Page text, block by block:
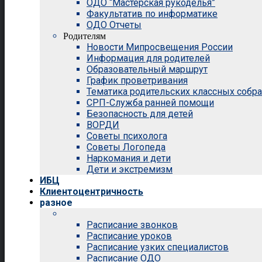
ОДО “Мастерская рукоделья”
Факультатив по информатике
ОДО Отчеты
Родителям
Новости Мипросвещения России
Информация для родителей
Образовательный маршрут
График проветривания
Тематика родительских классных
СРП-Служба ранней помощи
Безопасность для детей
ВОРДИ
Советы психолога
Советы Логопеда
Наркомания и дети
Дети и экстремизм
ИБЦ
Клиентоцентричность
разное
Расписание звонков
Расписание уроков
Расписание узких специалистов
Расписание ОДО